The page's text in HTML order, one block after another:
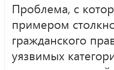
Проблема, с
примером
гражданского
уязвимых